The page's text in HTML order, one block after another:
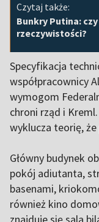
Czytaj także:
Bunkry Putina:
rzeczywistości?
Specyfikacja
współpracownicy
wymogom
chroni rząd i
wyklucza teorię, że
Główny budynek
pokój adiutanta,
basenami,
również kino